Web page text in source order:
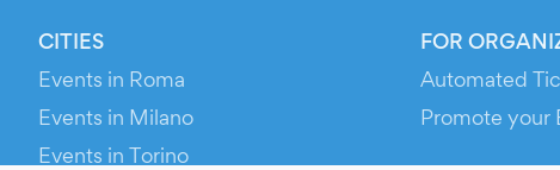
CITIES
Events in Roma
Events in Milano
Events in Torino
FOR
Automated
Promote your